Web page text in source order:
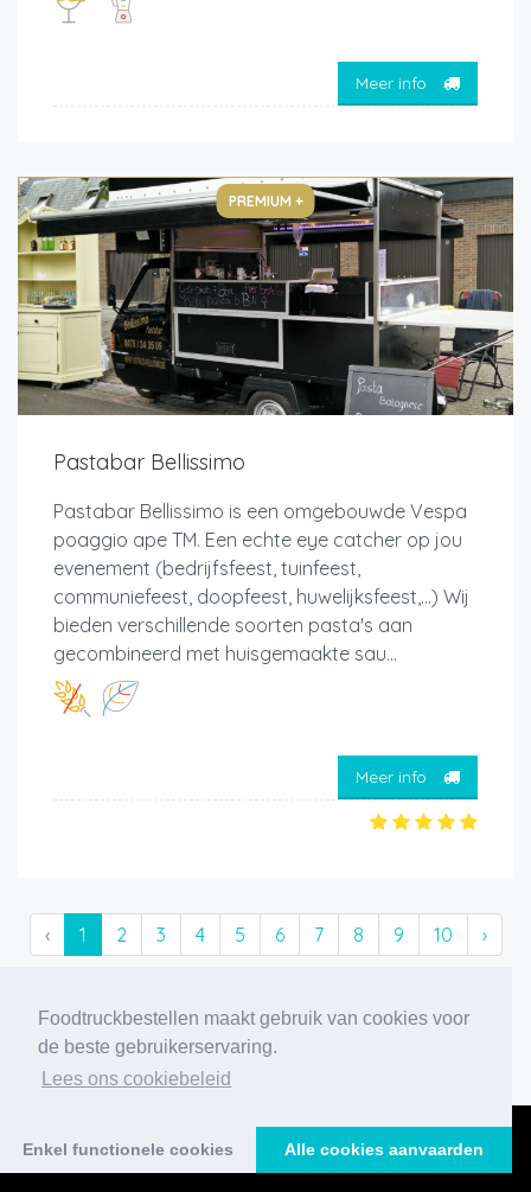
Foodtruckbestellen maakt gebruik van cookies voor
de beste gebruikerservaring.
Lees ons cookiebeleid
Enkel functionele cookies Alle cookies aanvaarden
Meer info
PREMIUM +
Pastabar Bellissimo
Pastabar Bellissimo is een omgebouwde Vespa
poaggio ape TM. Een echte eye catcher op jou
evenement (bedrijfsfeest, tuinfeest,
communiefeest, doopfeest, huwelijksfeest,...) Wij
bieden verschillende soorten pasta's aan
gecombineerd met huisgemaakte sau...
Meer info
‹ 1 2 3 4 5 6 7 8 9 10 ›